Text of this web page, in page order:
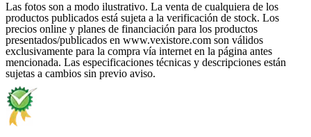
Las fotos son a modo ilustrativo. La venta de cualquiera de los
productos publicados está sujeta a la verificación de stock. Los
precios online y planes de financiación para los productos
presentados/publicados en www.vexistore.com son válidos
exclusivamente para la compra vía internet en la página antes
mencionada. Las especificaciones técnicas y descripciones están
sujetas a cambios sin previo aviso.